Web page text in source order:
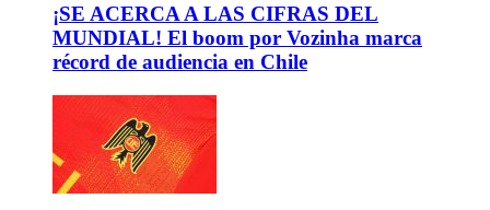
¡SE ACERCA A LAS CIFRAS DEL
MUNDIAL! El boom por Vozinha marca
récord de audiencia en Chile